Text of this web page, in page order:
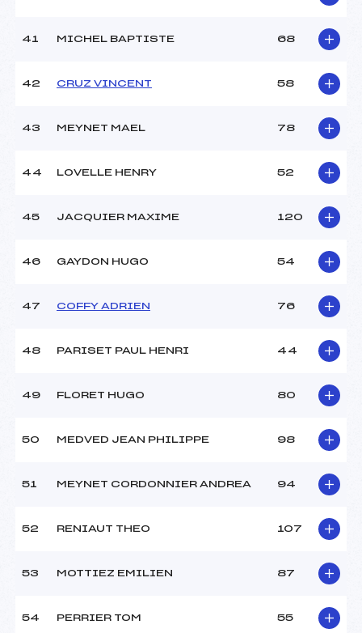
41 MICHEL BAPTISTE 68
42 CRUZ VINCENT 58
43 MEYNET MAEL 78
44 LOVELLE HENRY 52
45 JACQUIER MAXIME 120
46 GAYDON HUGO 54
47 COFFY ADRIEN 76
48 PARISET PAUL HENRI 44
49 FLORET HUGO 80
50 MEDVED JEAN PHILIPPE 98
51 MEYNET CORDONNIER ANDREA 94
52 RENIAUT THEO 107
53 MOTTIEZ EMILIEN 87
54 PERRIER TOM 55